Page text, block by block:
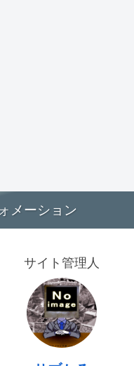
メーション
サイト管理人